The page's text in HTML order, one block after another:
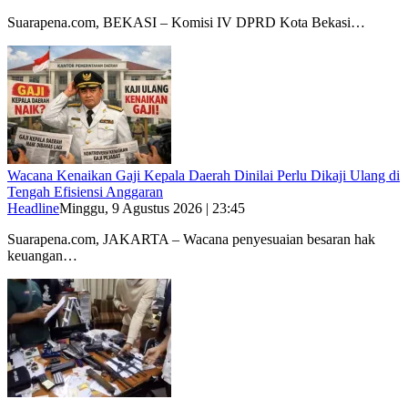
Suarapena.com, BEKASI – Komisi IV DPRD Kota Bekasi…
Wacana Kenaikan Gaji Kepala Daerah Dinilai Perlu Dikaji Ulang di
Tengah Efisiensi Anggaran
HeadlineMinggu, 9 Agustus 2026 | 23:45
Suarapena.com, JAKARTA – Wacana penyesuaian besaran hak
keuangan…